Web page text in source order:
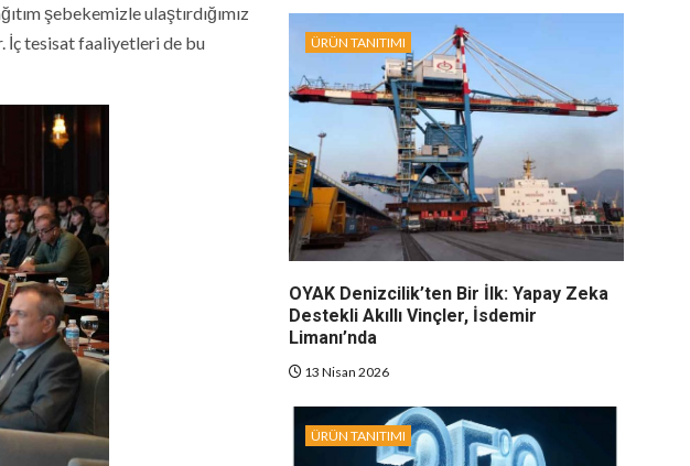
şebekemizle ulaştırdığımız
İç tesisat faaliyetleri de bu
ÜRÜN TANITIMI
OYAK Denizcilik’ten Bir İlk: Yapay Zeka
Destekli Akıllı Vinçler, İsdemir
Limanı’nda
13 Nisan 2026
ÜRÜN TANITIMI